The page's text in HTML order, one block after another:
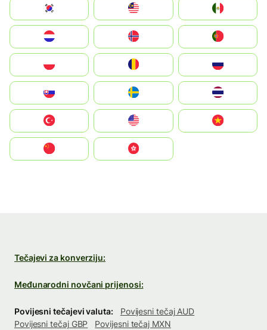
South Korea
United States
中國香港特別行政區
Tečajevi za konverziju:
Međunarodni novčani prijenosi:
Povijesni tečajevi valuta:
Povijesni tečaj AUD
Povijesni tečaj GBP
Povijesni tečaj MXN